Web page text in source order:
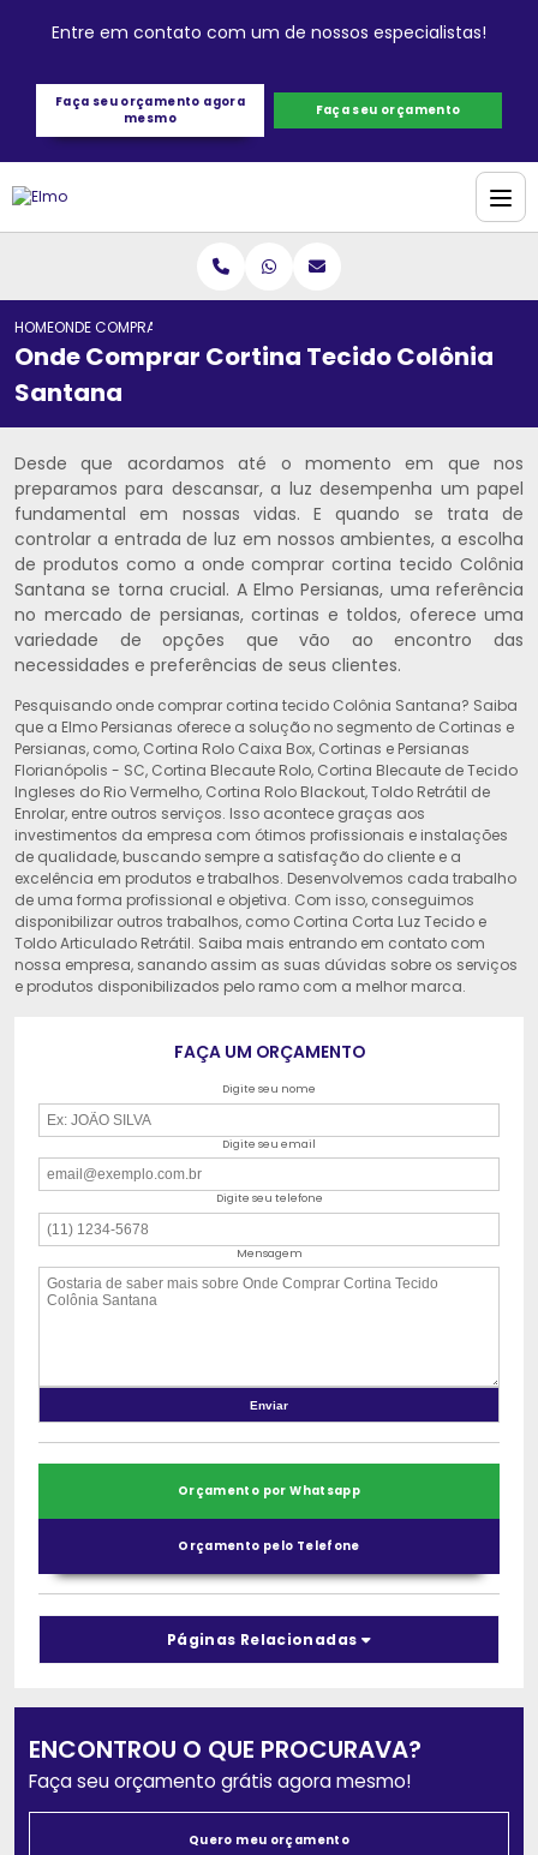
Entre em contato com um de nossos especialistas!
Faça seu orçamento agora
mesmo
Faça seu orçamento
HOMEONDE COMPRAR CORTINA TECIDO COLÔNIA SANTANA
Onde Comprar Cortina Tecido Colônia
Santana
Desde que acordamos até o momento em que nos
preparamos para descansar, a luz desempenha um papel
fundamental em nossas vidas. E quando se trata de
controlar a entrada de luz em nossos ambientes, a escolha
de produtos como a onde comprar cortina tecido Colônia
Santana se torna crucial. A Elmo Persianas, uma referência
no mercado de persianas, cortinas e toldos, oferece uma
variedade de opções que vão ao encontro das
necessidades e preferências de seus clientes.
Pesquisando onde comprar cortina tecido Colônia Santana? Saiba
que a Elmo Persianas oferece a solução no segmento de Cortinas e
Persianas, como, Cortina Rolo Caixa Box, Cortinas e Persianas
Florianópolis - SC, Cortina Blecaute Rolo, Cortina Blecaute de Tecido
Ingleses do Rio Vermelho, Cortina Rolo Blackout, Toldo Retrátil de
Enrolar, entre outros serviços. Isso acontece graças aos
investimentos da empresa com ótimos profissionais e instalações
de qualidade, buscando sempre a satisfação do cliente e a
excelência em produtos e trabalhos. Desenvolvemos cada trabalho
de uma forma profissional e objetiva. Com isso, conseguimos
disponibilizar outros trabalhos, como Cortina Corta Luz Tecido e
Toldo Articulado Retrátil. Saiba mais entrando em contato com
nossa empresa, sanando assim as suas dúvidas sobre os serviços
e produtos disponibilizados pelo ramo com a melhor marca.
FAÇA UM ORÇAMENTO
Digite seu nome
Digite seu email
Digite seu telefone
Mensagem
Orçamento por Whatsapp
Orçamento pelo Telefone
Páginas Relacionadas
ENCONTROU O QUE PROCURAVA?
Faça seu orçamento grátis agora mesmo!
Quero meu orçamento